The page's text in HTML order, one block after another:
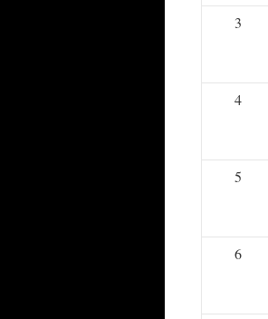
3
4
5
6